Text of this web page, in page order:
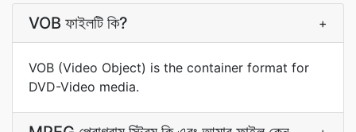
VOB ফাইলটি কি? +
VOB (Video Object) is the container format for
DVD-Video media.